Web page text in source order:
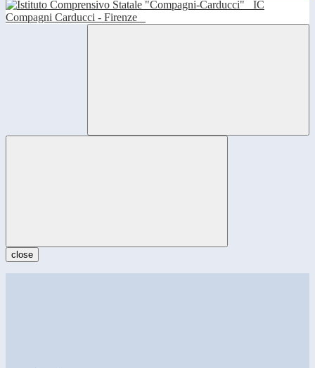
IC
Compagni Carducci - Firenze
close